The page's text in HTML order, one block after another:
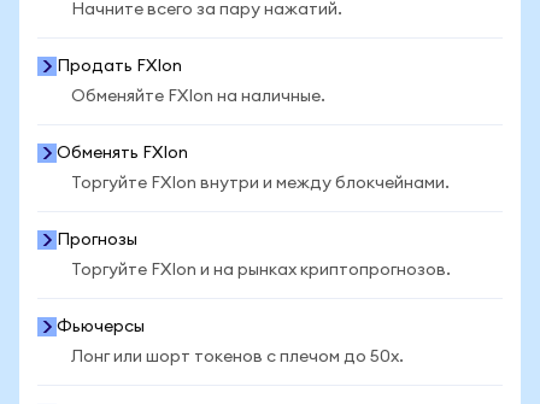
Начните всего за пару нажатий.
Продать FXIon
Обменяйте FXIon на наличные.
Обменять FXIon
Торгуйте FXIon внутри и между блокчейнами.
Прогнозы
Торгуйте FXIon и на рынках криптопрогнозов.
Фьючерсы
Лонг или шорт токенов с плечом до 50x.